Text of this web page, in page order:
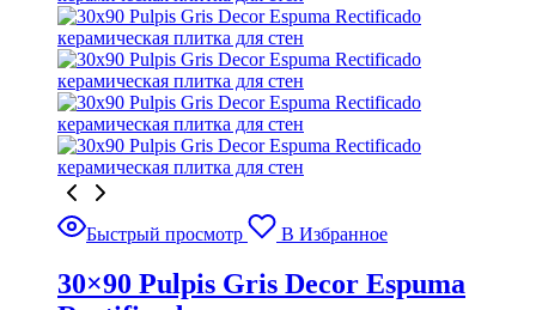
Быстрый просмотр В Избранное
30×90 Pulpis Gris Decor Espuma